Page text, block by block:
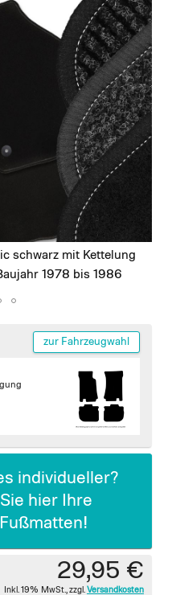
schwarz mit Kettelung
1978 bis 1986
zur Fahrzeugwahl
individueller?
hier Ihre
29,95 €
Inkl. 19% MwSt. zzgl. Versandkosten